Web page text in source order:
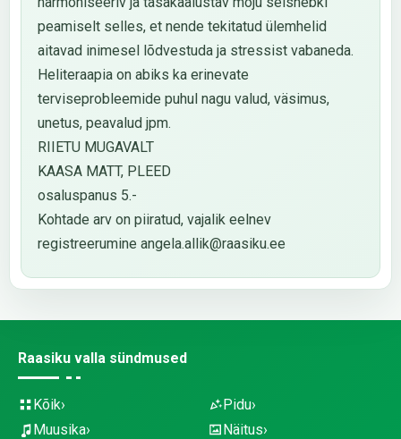
peamiselt selles, et nende tekitatud ülemhelid
aitavad inimesel lõdvestuda ja stressist vabaneda.
Heliteraapia on abiks ka erinevate
terviseprobleemide puhul nagu valud, väsimus,
unetus, peavalud jpm.
RIIETU MUGAVALT
KAASA MATT, PLEED
osaluspanus 5.-
Kohtade arv on piiratud, vajalik eelnev
registreerumine angela.allik@raasiku.ee
Raasiku valla sündmused
Kõik
Muusika
Pidu
Näitus